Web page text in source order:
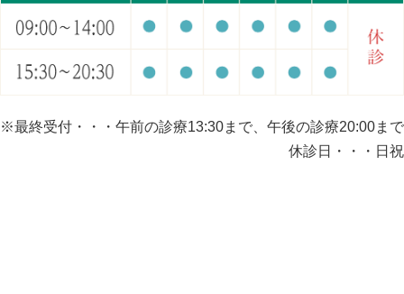
※最終受付・・・午前の診療13:30まで、午後の診療20:00まで
休診日・・・日祝